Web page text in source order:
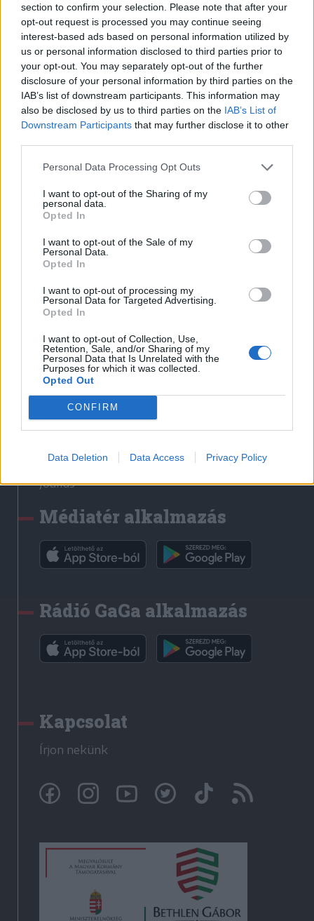
section to confirm your selection. Please note that after your
opt-out request is processed you may continue seeing
interest-based ads based on personal information utilized by
us or personal information disclosed to third parties prior to
your opt-out. You may separately opt-out of the further
disclosure of your personal information by third parties on the
IAB’s list of downstream participants. This information may
also be disclosed by us to third parties on the IAB’s List of
Downstream Participants that may further disclose it to other
Personal Data Processing Opt Outs
I want to opt-out of the Sharing of my
personal data.
Opted In
I want to opt-out of the Sale of my
Personal Data.
Opted In
I want to opt-out of processing my
Personal Data for Targeted Advertising.
Opted In
I want to opt-out of Collection, Use,
Retention, Sale, and/or Sharing of my
Personal Data that Is Unrelated with the
Purposes for which it was collected.
Opted Out
CONFIRM
Data Deletion Data Access Privacy Policy
Hasznos
Impresszum
Szerzői jogok
Adatvédelmi tájékoztató
Cookie-kezelési tájékoztató
Hozzászólási szabályzat
Nyomtatott lapjaink archívuma
Székely Hírmondó archívuma
Sütibeállítások
Médiatér
Liget
Krónika
Bihari Napló
Erdélyi Napló
Főtér
Rádió GaGa
Jóállás
Médiatér alkalmazás
Rádió GaGa alkalmazás
Kapcsolat
Írjon nekünk